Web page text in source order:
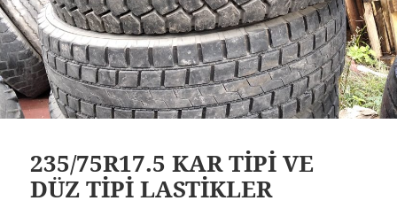
235/75R17.5 KAR TİPİ VE
DÜZ TİPİ LASTİKLER